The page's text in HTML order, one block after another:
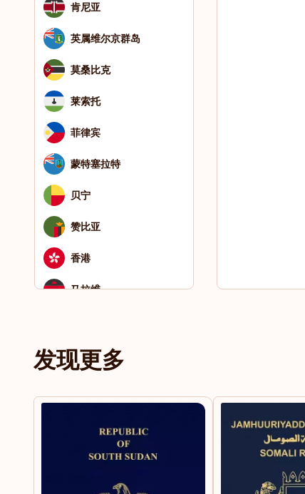
肯尼亚
英属维尔京群岛
莫桑比克
莱索托
菲律宾
蒙特塞拉特
贝宁
赞比亚
香港
马拉维
发现更多